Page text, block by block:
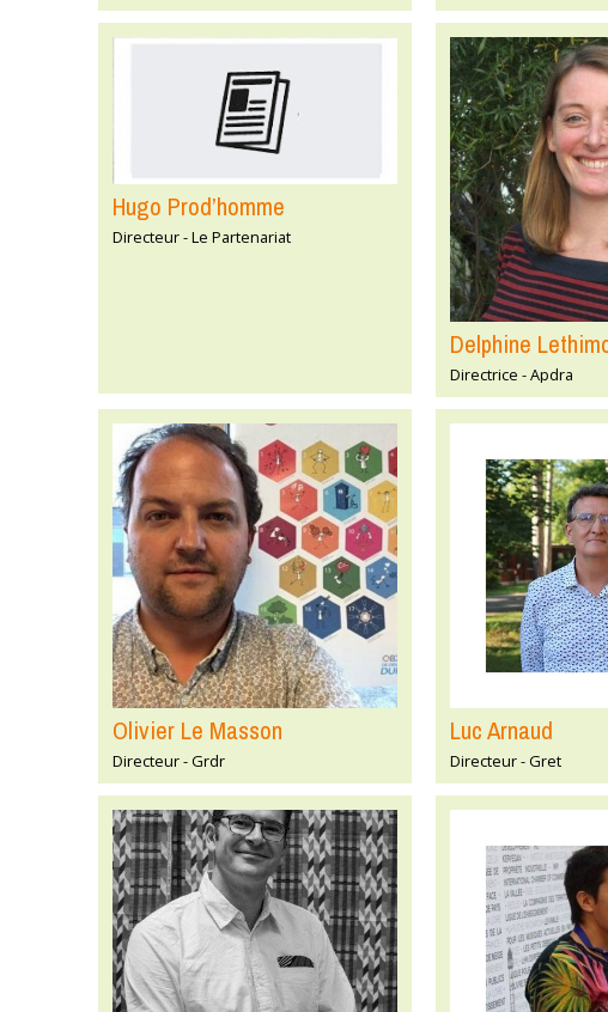
Hugo Prod’homme
Directeur - Le Partenariat
Delphine
Directrice - Apdra
Olivier Le Masson
Directeur - Grdr
Luc Arnaud
Directeur - Gret